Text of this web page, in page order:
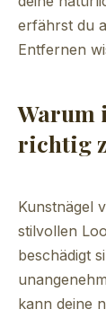
erfährst du
Entfernen
Warum
richtig
Kunstnägel
stilvollen
beschädigt
kann deine